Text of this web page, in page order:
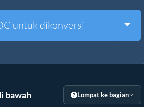
untuk dikonversi
bawah Lompat ke bagian